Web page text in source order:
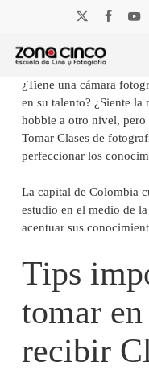
main
content
twitter
¿Tiene una cámara
en su talento? ¿Siente
hobbie a otro nivel, pero
Tomar Clases de
perfeccionar los
La capital de Colombia
estudio en el medio de
acentuar sus
Tips
tomar
recibir